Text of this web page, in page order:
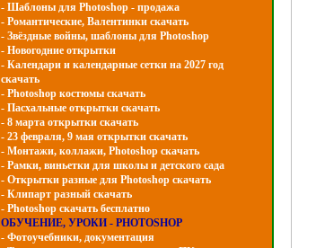
- Шаблоны для Photoshop - продажа
- Романтические, Валентинки скачать
- Звёздные войны, шаблоны для Photoshop
- Hовогодние открытки
- Календари и календарные сетки на 2027 год
скачать
- Photoshop костюмы скачать
- Пасхальные открытки скачать
- 8 марта открытки скачать
- 23 февраля, 9 мая открытки скачать
- Монтажи, коллажи, Photoshop скачать
- Рамки, виньетки для школы и детского сада
- Открытки разные для Photoshop скачать
- Клипарт разный скачать
- Photoshop скачать бесплатно
ОБУЧЕНИЕ, УРОКИ - PHOTOSHOP
- Фотоучебники, документация